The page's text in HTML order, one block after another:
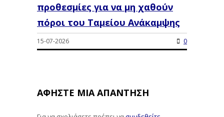
προθεσμίες για να μη χαθούν
πόροι του Ταμείου Ανάκαμψης
15-07-2026 0
ΑΦΉΣΤΕ ΜΙΑ ΑΠΆΝΤΗΣΗ